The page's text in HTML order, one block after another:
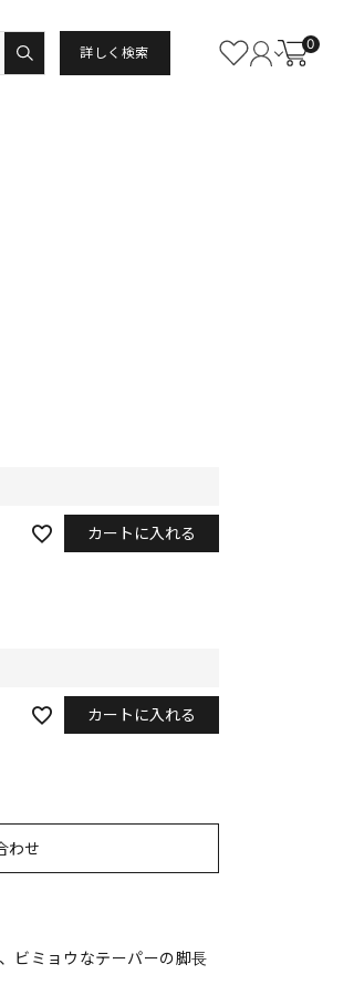
詳しく検索
0
カートに入れる
カートに入れる
わせ
ビミョウなテーパーの脚長